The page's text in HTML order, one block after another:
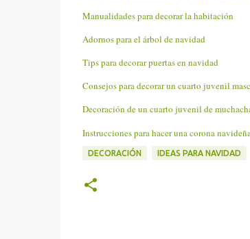
Manualidades para decorar la habitación
Adornos para el árbol de navidad
Tips para decorar puertas en navidad
Consejos para decorar un cuarto juvenil
Decoración de un cuarto juvenil de
Instrucciones para hacer una corona
DECORACIÓN IDEAS PARA NAVIDAD